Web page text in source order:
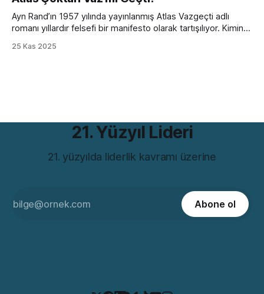
geçiverir. Kahramanımız birkaç mekik, 2 şınav, 3-4 mekik,
birazcık da ter sonrası
Ayn Rand’ın 1957 yılında yayınlanmış Atlas Vazgeçti adlı
romanı yıllardır felsefi bir manifesto olarak tartışılıyor. Kimine
Ama bütün bu tartışmaların ötesinde, romanın bugünün iş
25 Kas 2025
21. Yüzyıl Lideri
21. yüzyılda liderlik kavramı üzerine
Abone ol